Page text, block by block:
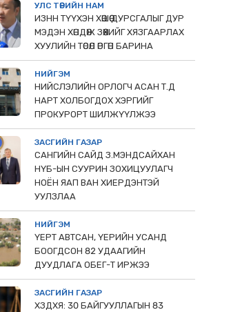
УЛС ТӨРИЙН НАМ
ИЗНН ТҮҮХЭН ХӨШӨӨ ДУРСГАЛЫГ ДУР
МЭДЭН ХӨНДӨЖ ЗӨӨХИЙГ ХЯЗГААРЛАХ
ХУУЛИЙН ТӨСӨЛ ӨРГӨН БАРИНА
НИЙГЭМ
НИЙСЛЭЛИЙН ОРЛОГЧ АСАН Т.Д
НАРТ ХОЛБОГДОХ ХЭРГИЙГ
ПРОКУРОРТ ШИЛЖҮҮЛЖЭЭ
ЗАСГИЙН ГАЗАР
САНГИЙН САЙД З.МЭНДСАЙХАН
НҮБ-ЫН СУУРИН ЗОХИЦУУЛАГЧ
НОЁН ЯАП ВАН ХИЕРДЭНТЭЙ
УУЛЗЛАА
НИЙГЭМ
ҮЕРТ АВТСАН, ҮЕРИЙН УСАНД
БООГДСОН 82 УДААГИЙН
ДУУДЛАГА ОБЕГ-Т ИРЖЭЭ
ЗАСГИЙН ГАЗАР
ХЗДХЯ: 30 БАЙГУУЛЛАГЫН 83